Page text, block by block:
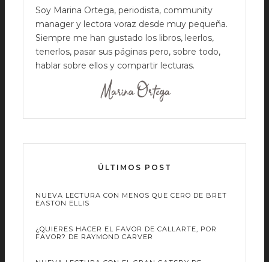
Soy Marina Ortega, periodista, community
manager y lectora voraz desde muy pequeña.
Siempre me han gustado los libros, leerlos,
tenerlos, pasar sus páginas pero, sobre todo,
hablar sobre ellos y compartir lecturas.
ÚLTIMOS POST
NUEVA LECTURA CON MENOS QUE CERO DE BRET
EASTON ELLIS
¿QUIERES HACER EL FAVOR DE CALLARTE, POR
FAVOR? DE RAYMOND CARVER